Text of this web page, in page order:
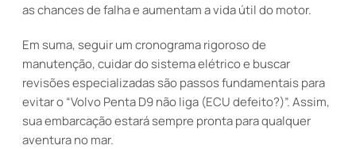
as chances de falha e aumentam a vida útil do motor.
Em suma, seguir um cronograma rigoroso de
manutenção, cuidar do sistema elétrico e buscar
revisões especializadas são passos fundamentais para
evitar o “Volvo Penta D9 não liga (ECU defeito?)”. Assim,
sua embarcação estará sempre pronta para qualquer
aventura no mar.